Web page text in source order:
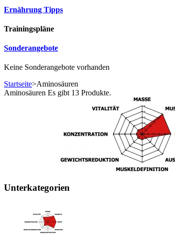
Ernährung Tipps
Trainingspläne
Sonderangebote
Keine Sonderangebote vorhanden
Startseite>Aminosäuren
Aminosäuren Es gibt 13 Produkte.
Unterkategorien